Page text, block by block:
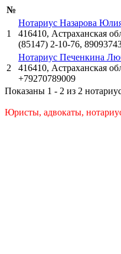
№
1
Нотариус Назарова
416410, Астраханская
(85147) 2-10-76,
2
Нотариус Печенкина
416410, Астраханская
+79270789009
Показаны 1 - 2 из 2
Юристы, адвокаты,